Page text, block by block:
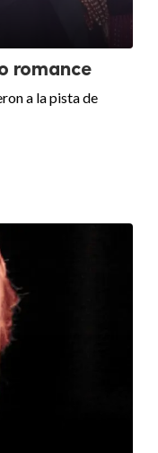
romance
a la pista de